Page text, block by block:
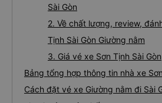
Sài Gòn
2. Về chất lượng, review,
Tịnh Sài Gòn Giường nằm
3. Giá vé xe Sơn Tịnh Sài Gòn
Bảng tổng hợp thông tin nhà xe
Cách đặt vé xe Giường nằm đi Sài